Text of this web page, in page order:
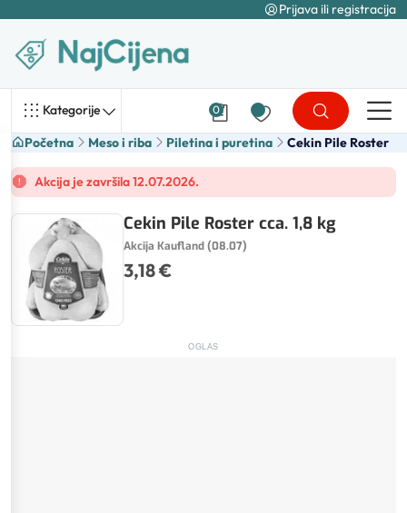
Prijava ili registracija
Kategorije 0
Početna Meso i riba Piletina i puretina Cekin Pile Roster
Akcija je završila 12.07.2026.
Cekin Pile Roster cca. 1,8 kg
Akcija Kaufland (08.07)
3,18 €
OGLAS